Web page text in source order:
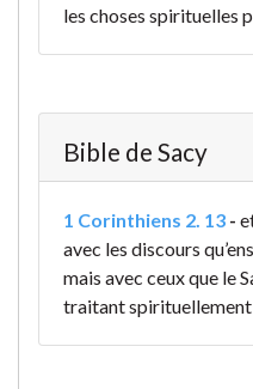
les choses spirituelles
Bible de Sacy
1 Corinthiens 2. 13 -
avec les discours
mais avec ceux que le
traitant spirituellement